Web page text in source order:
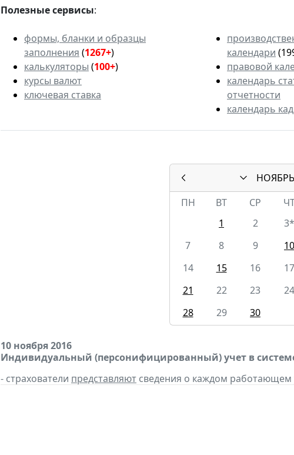
Полезные сервисы:
формы, бланки и образцы
заполнения (1267+)
калькуляторы (100+)
курсы валют
ключевая ставка
календари
правовой
календарь
отчетности
календарь
НОЯБРЬ
ПН
ВТ СР
1
2 3*
7
8 9 10
14
15 16 17
21
22 23 24
28
29 30
10 ноября 2016
Индивидуальный (персонифицированный) учет в
- страхователи представляют сведения о каждом работающем